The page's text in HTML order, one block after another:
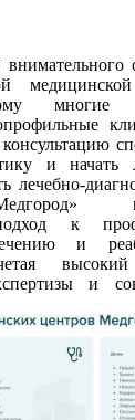
внимательного
многие
и начать
лечебно-
к
и
и